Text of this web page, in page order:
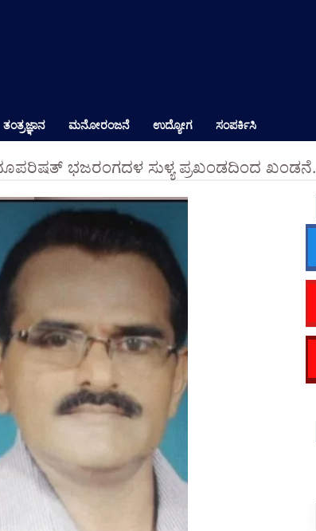
ತಂತ್ರಜ್ಞಾನ ಮನೋರಂಜನೆ ಉದ್ಯೋಗ ಸಂಪರ್ಕಿಸಿ
ಭಜರಂಗದಳ ಸುಳ್ಯ ಪ್ರಖಂಡದಿಂದ ಖಂಡನೆ.